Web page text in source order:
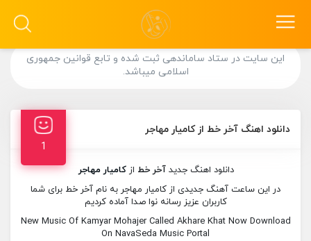
این سایت در ستاد ساماندهی ثبت شده و تابع قوانین جمهوری
اسلامی میباشد.
دانلود اهنگ آخر خط از کامیار مهاجر
1
دانلود اهنگ جدید آخر خط از کامیار مهاجر
در این ساعت آهنگ جدیدی از کامیار مهاجر به نام آخر خط برای شما
کاربران عزیز رسانه نوا صدا آماده کردیم
New Music Of Kamyar Mohajer Called Akhare Khat Now Download
On NavaSeda Music Portal